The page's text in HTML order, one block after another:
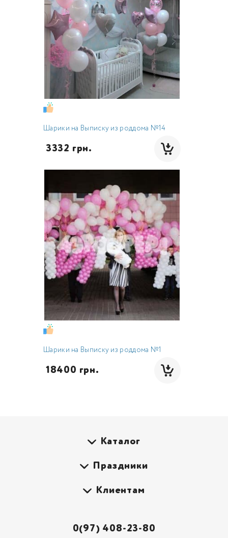
Шарики на Выписку из роддома №14
3332 грн.
Шарики на Выписку из роддома №1
18400 грн.
Каталог
Праздники
Клиентам
0(97) 408-23-80